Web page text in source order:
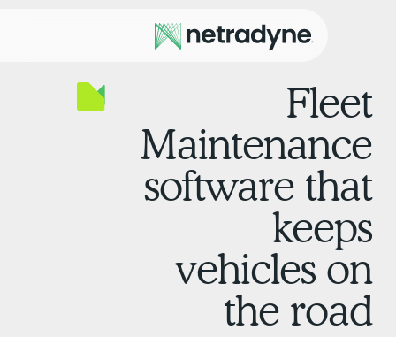
software
vehicles
the